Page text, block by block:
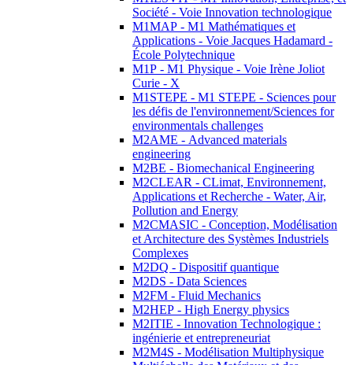
Société - Voie Innovation technologique
M1MAP - M1 Mathématiques et
Applications - Voie Jacques Hadamard -
École Polytechnique
M1P - M1 Physique - Voie Irène Joliot
Curie - X
M1STEPE - M1 STEPE - Sciences pour
les défis de l'environnement/Sciences for
environmentals challenges
M2AME - Advanced materials
engineering
M2BE - Biomechanical Engineering
M2CLEAR - CLimat, Environnement,
Applications et Recherche - Water, Air,
Pollution and Energy
M2CMASIC - Conception, Modélisation
et Architecture des Systèmes Industriels
Complexes
M2DQ - Dispositif quantique
M2DS - Data Sciences
M2FM - Fluid Mechanics
M2HEP - High Energy physics
M2ITIE - Innovation Technologique :
ingénierie et entrepreneuriat
M2M4S - Modélisation Multiphysique